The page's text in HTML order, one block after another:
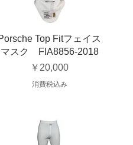
Top Fitフェイス
マスク FIA8856-2018
価格
￥20,000
消費税込み